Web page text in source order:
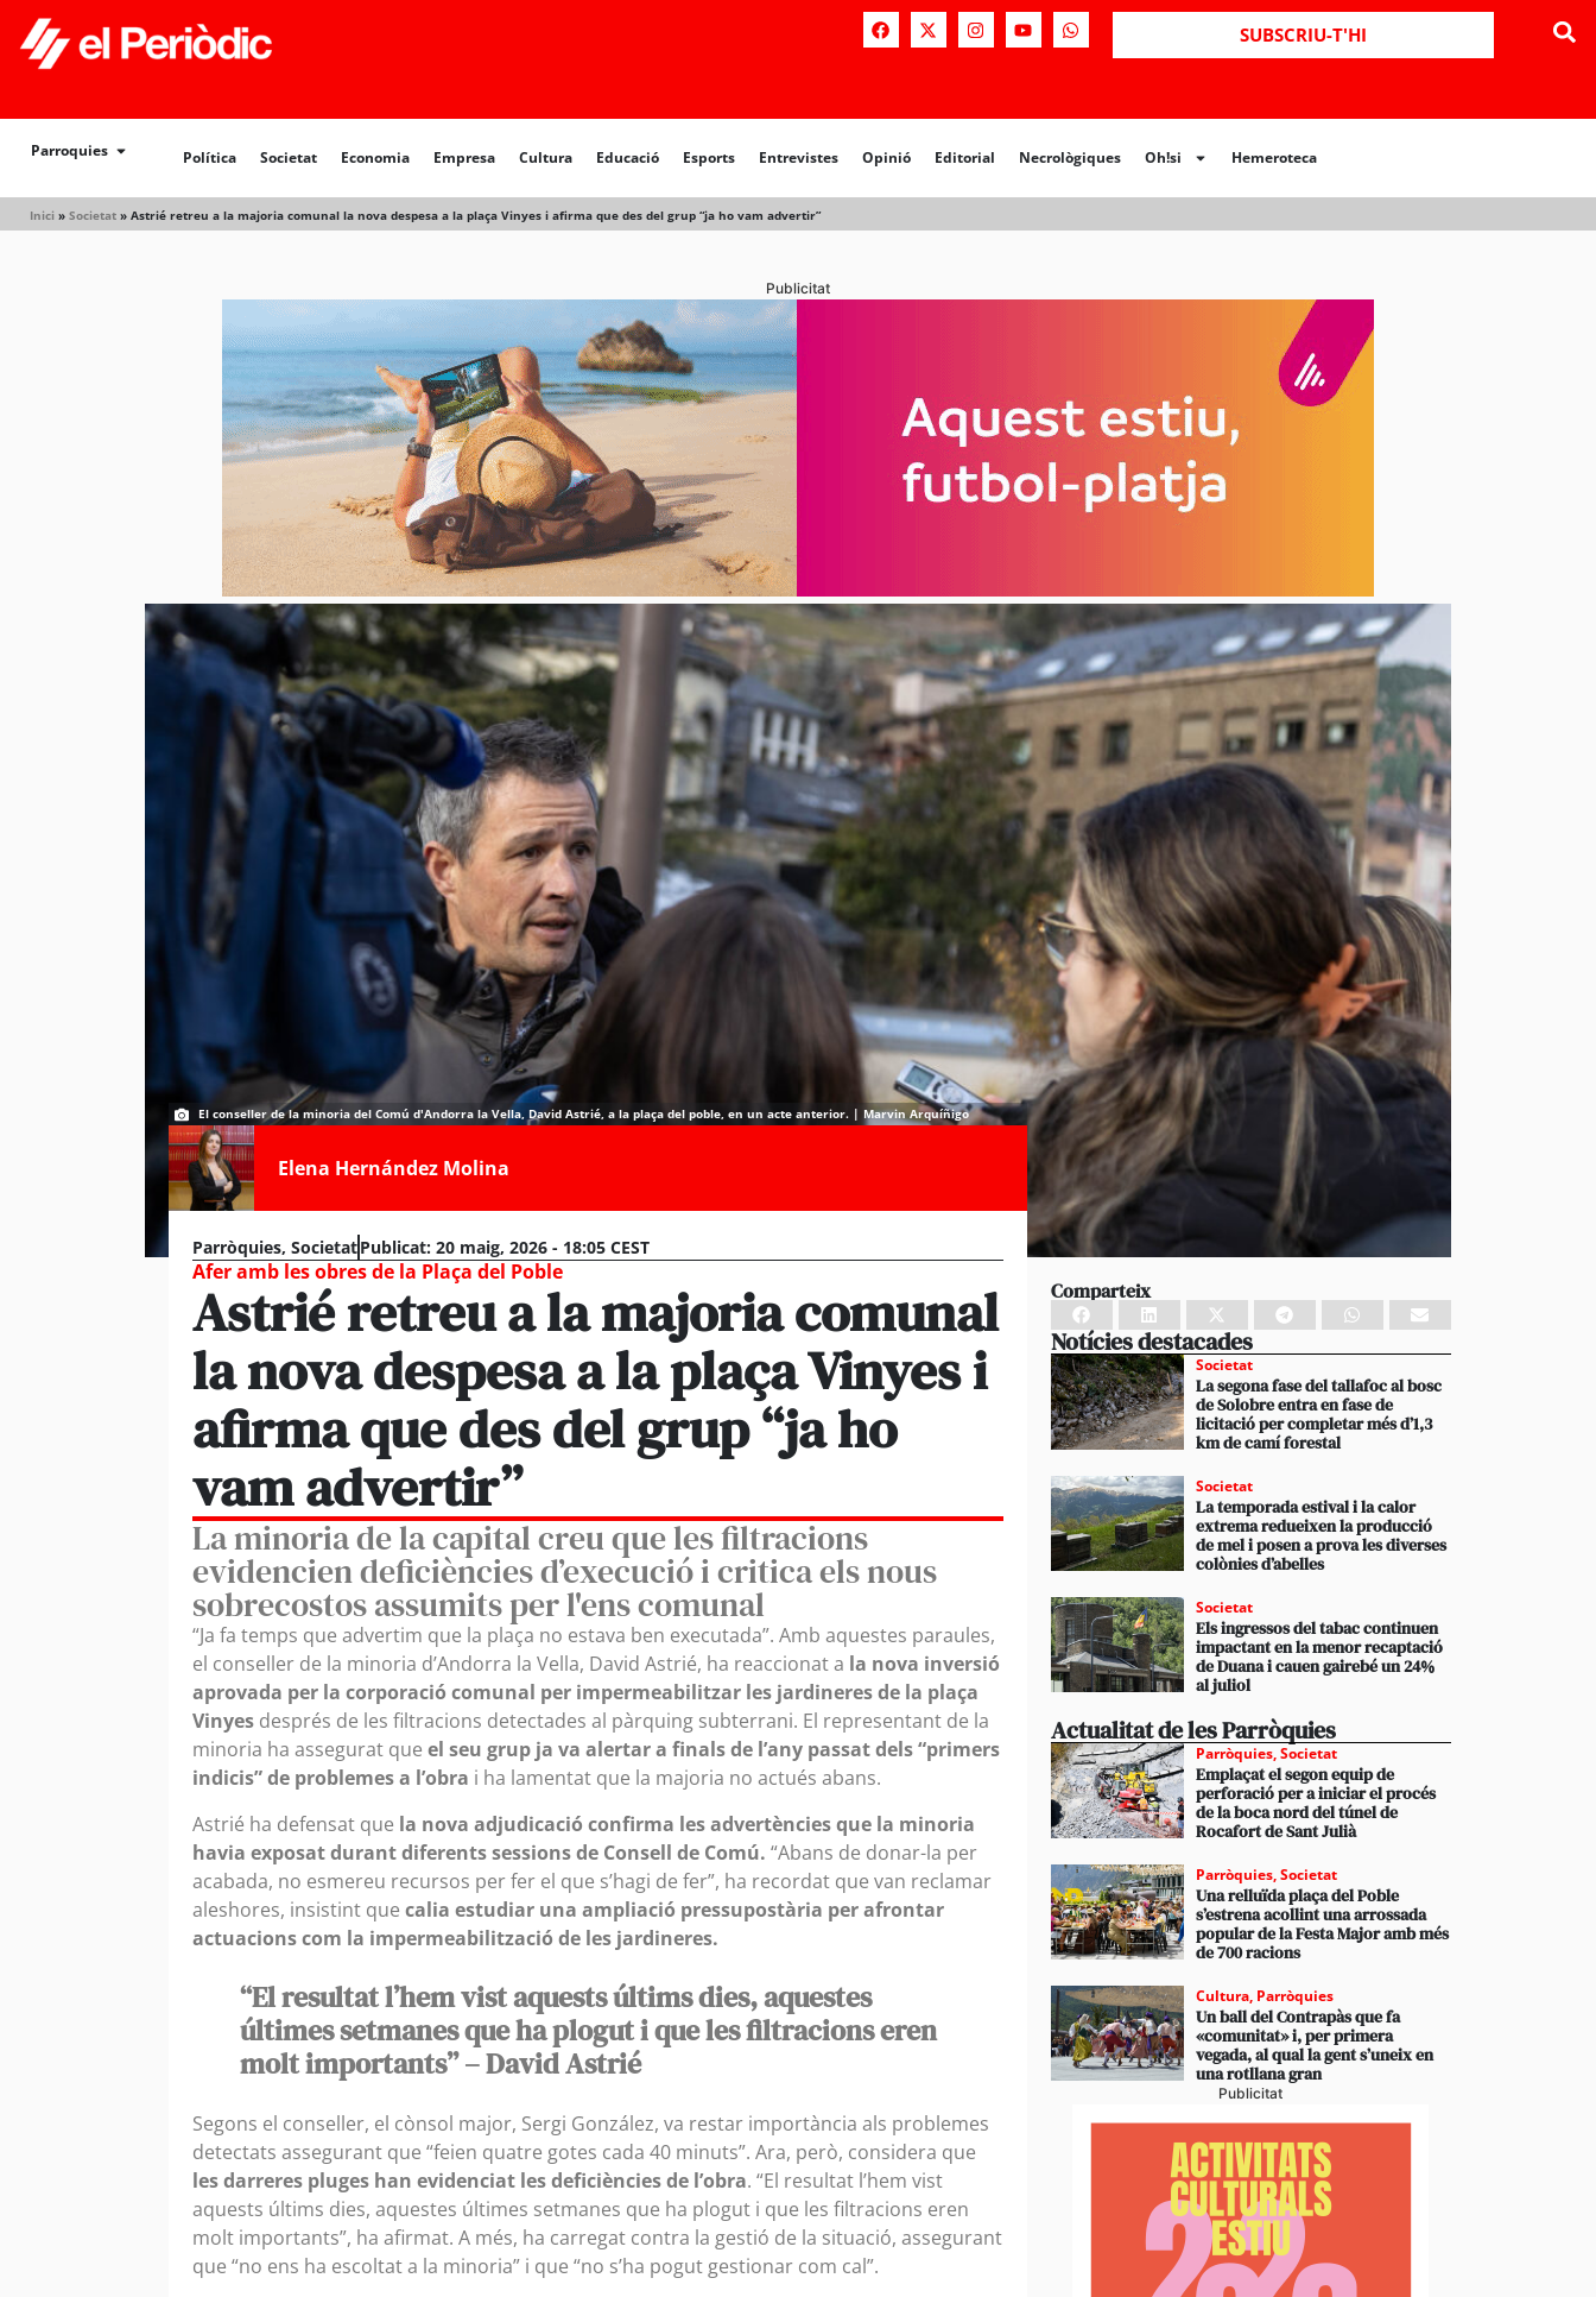
SUBSCRIU-T'HI
Parroquies Política Societat Economia Empresa Cultura Educació Esports Entrevistes Opinió Editorial Necrològiques Oh!si Hemeroteca
Inici » Societat » Astrié retreu a la majoria comunal la nova despesa a la plaça Vinyes i afirma que des del grup “ja ho vam advertir”
Política Societat Opinió Editorial Necrològiques Hemeroteca
Publicitat
El conseller de la minoria del Comú d'Andorra la Vella, David Astrié, a la plaça del poble, en un acte anterior. | Marvin Arquíñigo
Elena Hernández Molina
Parròquies, SocietatPublicat: 20 maig, 2026 - 18:05 CEST
Afer amb les obres de la Plaça del Poble
Astrié retreu a la majoria comunal
la nova despesa a la plaça Vinyes i
afirma que des del grup “ja ho
vam advertir”
La minoria de la capital creu que les filtracions
evidencien deficiències d’execució i critica els nous
sobrecostos assumits per l'ens comunal
“Ja fa temps que advertim que la plaça no estava ben executada”. Amb aquestes paraules,
el conseller de la minoria d’Andorra la Vella, David Astrié, ha reaccionat a la nova inversió
aprovada per la corporació comunal per impermeabilitzar les jardineres de la plaça
Vinyes després de les filtracions detectades al pàrquing subterrani. El representant de la
minoria ha assegurat que el seu grup ja va alertar a finals de l’any passat dels “primers
indicis” de problemes a l’obra i ha lamentat que la majoria no actués abans.
Astrié ha defensat que la nova adjudicació confirma les advertències que la minoria
havia exposat durant diferents sessions de Consell de Comú. “Abans de donar-la per
acabada, no esmereu recursos per fer el que s’hagi de fer”, ha recordat que van reclamar
aleshores, insistint que calia estudiar una ampliació pressupostària per afrontar
actuacions com la impermeabilització de les jardineres.
“El resultat l’hem vist aquests últims dies, aquestes
últimes setmanes que ha plogut i que les filtracions eren
molt importants” – David Astrié
Segons el conseller, el cònsol major, Sergi González, va restar importància als problemes
detectats assegurant que “feien quatre gotes cada 40 minuts”. Ara, però, considera que
les darreres pluges han evidenciat les deficiències de l’obra. “El resultat l’hem vist
aquests últims dies, aquestes últimes setmanes que ha plogut i que les filtracions eren
molt importants”, ha afirmat. A més, ha carregat contra la gestió de la situació, assegurant
que “no ens ha escoltat a la minoria” i que “no s’ha pogut gestionar com cal”.
Comparteix
Notícies destacades
Societat
La segona fase del tallafoc al bosc
de Solobre entra en fase de
licitació per completar més d’1,3
km de camí forestal
Societat
La temporada estival i la calor
extrema redueixen la producció
de mel i posen a prova les diverses
colònies d’abelles
Societat
Els ingressos del tabac continuen
impactant en la menor recaptació
de Duana i cauen gairebé un 24%
al juliol
Actualitat de les Parròquies
Parròquies,Societat
Emplaçat el segon equip de
perforació per a iniciar el procés
de la boca nord del túnel de
Rocafort de Sant Julià
Parròquies,Societat
Una relluïda plaça del Poble
s’estrena acollint una arrossada
popular de la Festa Major amb més
de 700 racions
Cultura, Parròquies
Un ball del Contrapàs que fa
«comunitat» i, per primera
vegada, al qual la gent s’uneix en
una rotllana gran
Publicitat